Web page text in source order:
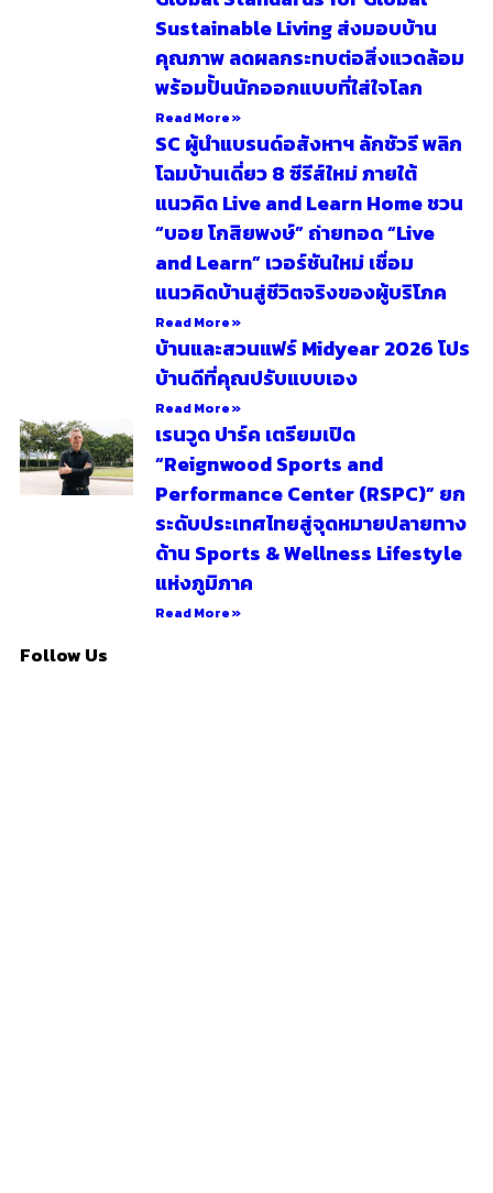
Sustainable Living ส่งมอบบ้าน
คุณภาพ ลดผลกระทบต่อสิ่งแวดล้อม
พร้อมปั้นนักออกแบบที่ใส่ใจโลก
Read More »
SC ผู้นำแบรนด์อสังหาฯ ลักชัวรี พลิก
โฉมบ้านเดี่ยว 8 ซีรีส์ใหม่ ภายใต้
แนวคิด Live and Learn Home ชวน
“บอย โกสิยพงษ์” ถ่ายทอด “Live
and Learn” เวอร์ชันใหม่ เชื่อม
แนวคิดบ้านสู่ชีวิตจริงของผู้บริโภค
Read More »
บ้านและสวนแฟร์ Midyear 2026 โปร
บ้านดีที่คุณปรับแบบเอง
Read More »
เรนวูด ปาร์ค เตรียมเปิด
“Reignwood Sports and
Performance Center (RSPC)” ยก
ระดับประเทศไทยสู่จุดหมายปลายทาง
ด้าน Sports & Wellness Lifestyle
แห่งภูมิภาค
Read More »
Follow Us